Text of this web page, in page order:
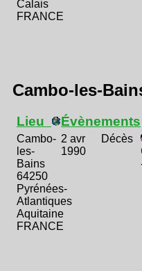
Calais
FRANCE
Cambo-les-
Lieu
Cambo-
les-
Bains
64250
Pyrénées-
Atlantiques
Aquitaine
FRANCE
Évènements
2 avr
1990
Décès